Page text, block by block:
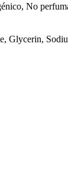
No
Glycerin,